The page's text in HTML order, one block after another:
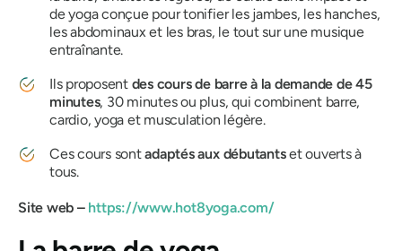
de yoga conçue pour tonifier les jambes, les hanches,
les abdominaux et les bras, le tout sur une musique
entraînante.
Ils proposent des cours de barre à la demande de 45
minutes, 30 minutes ou plus, qui combinent barre,
cardio, yoga et musculation légère.
Ces cours sontadaptés aux débutantset ouverts à
tous.
Site web – https://www.hot8yoga.com/